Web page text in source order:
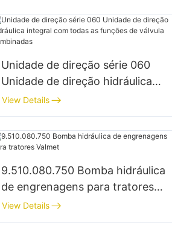
Unidade de direção série 060
Unidade de direção hidráulica
integral com todas as funções
de válvula combinadas
View Details
9.510.080.750 Bomba hidráulica
de engrenagens para tratores
Valmet
View Details